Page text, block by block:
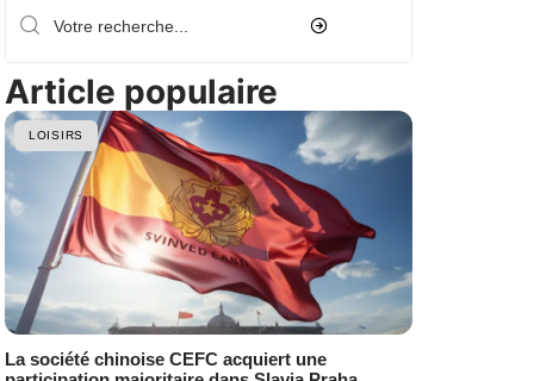
Article populaire
LOISIRS
La société chinoise CEFC acquiert une